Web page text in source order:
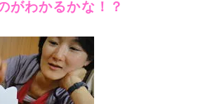
がわかるかな！？